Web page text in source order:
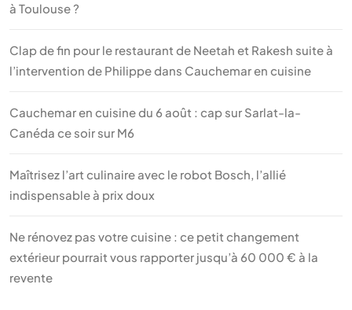
à Toulouse ?
Clap de fin pour le restaurant de Neetah et Rakesh suite à
l’intervention de Philippe dans Cauchemar en cuisine
Cauchemar en cuisine du 6 août : cap sur Sarlat-la-
Canéda ce soir sur M6
Maîtrisez l’art culinaire avec le robot Bosch, l’allié
indispensable à prix doux
Ne rénovez pas votre cuisine : ce petit changement
extérieur pourrait vous rapporter jusqu’à 60 000 € à la
revente